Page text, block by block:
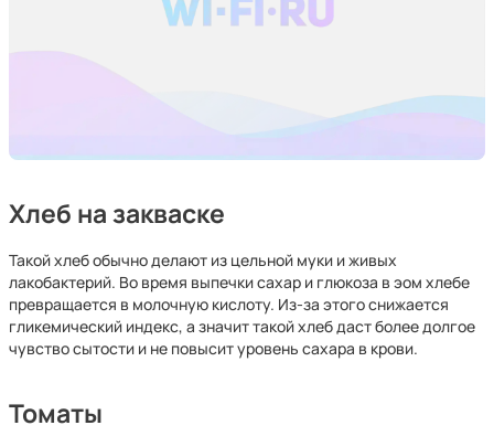
Хлеб на закваске
Такой хлеб обычно делают из цельной муки и живых
лакобактерий. Во время выпечки сахар и глюкоза в эом хлебе
превращается в молочную кислоту. Из-за этого снижается
гликемический индекс, а значит такой хлеб даст более долгое
чувство сытости и не повысит уровень сахара в крови.
Томаты